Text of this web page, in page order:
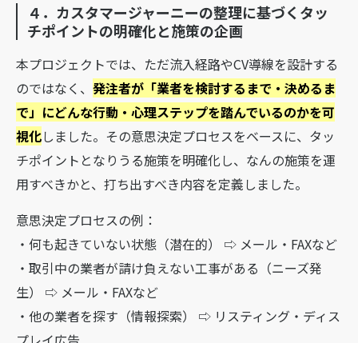
４．カスタマージャーニーの整理に基づくタッ
チポイントの明確化と施策の企画
本プロジェクトでは、ただ流入経路やCV導線を設計する
のではなく、 発注者が「業者を検討するまで・決めるま
で」にどんな行動・心理ステップを踏んでいるのかを可
視化しました。その意思決定プロセスをベースに、タッ
チポイントとなりうる施策を明確化し、なんの施策を運
用すべきかと、打ち出すべき内容を定義しました。
意思決定プロセスの例：
・何も起きていない状態（潜在的） ⇨ メール・FAXなど
・取引中の業者が請け負えない工事がある（ニーズ発
生） ⇨ メール・FAXなど
・他の業者を探す（情報探索） ⇨ リスティング・ディス